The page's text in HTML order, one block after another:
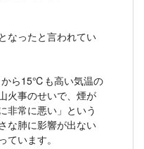
なったと言われてい
ら15℃も高い気温の
火事のせいで、煙が
非常に悪い」という
な肺に影響が出ない
います。